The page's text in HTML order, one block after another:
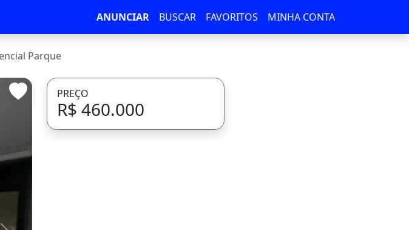
ANUNCIAR BUSCAR FAVORITOS MINHA CONTA
Parque
PREÇO
R$ 460.000